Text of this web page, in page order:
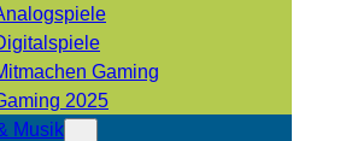
Gaming
2025
Musik